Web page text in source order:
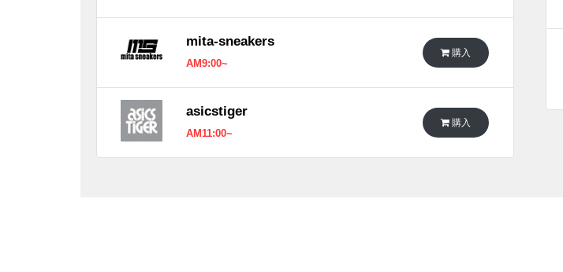
mita-sneakers
AM9:00~
購入
asicstiger
AM11:00~
購入